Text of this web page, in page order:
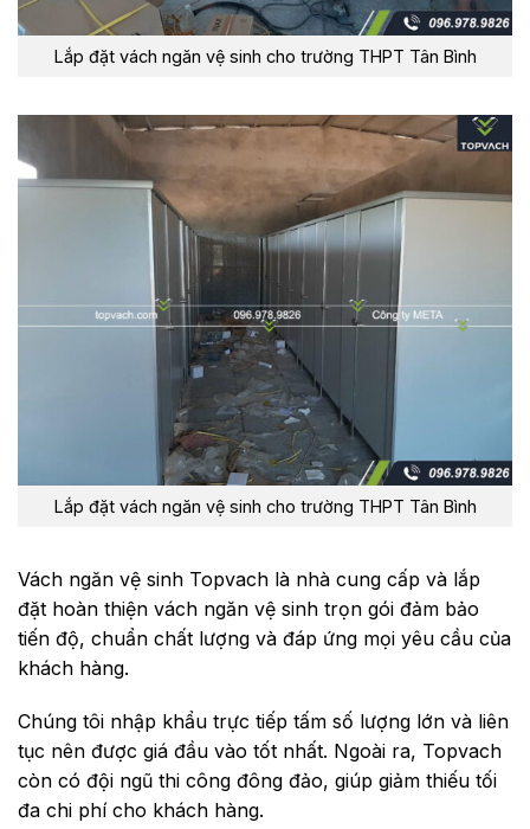
Lắp đặt vách ngăn vệ sinh cho trường THPT Tân Bình
Lắp đặt vách ngăn vệ sinh cho trường THPT Tân Bình
Vách ngăn vệ sinh Topvach là nhà cung cấp và lắp
đặt hoàn thiện vách ngăn vệ sinh trọn gói đảm bảo
tiến độ, chuẩn chất lượng và đáp ứng mọi yêu cầu của
khách hàng.
Chúng tôi nhập khẩu trực tiếp tấm số lượng lớn và liên
tục nên được giá đầu vào tốt nhất. Ngoài ra, Topvach
còn có đội ngũ thi công đông đảo, giúp giảm thiếu tối
đa chi phí cho khách hàng.